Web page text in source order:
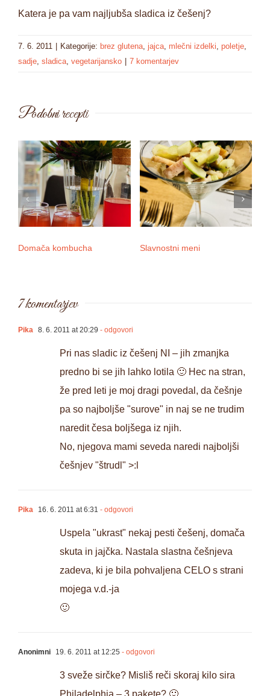
Katera je pa vam najljubša sladica iz češenj?
7. 6. 2011 Kategorije: brez glutena, jajca, mlečni izdelki, poletje,
sadje, sladica, vegetarijansko 7 komentarjev
Podobni recepti
Domača kombucha Slavnostni meni
7 komentarjev
Pika 8. 6. 2011 at 20:29 - odgovori
Pri nas sladic iz češenj NI – jih zmanjka
predno bi se jih lahko lotila 🙂 Hec na stran,
že pred leti je moj dragi povedal, da češnje
pa so najboljše "surove" in naj se ne trudim
naredit česa boljšega iz njih.
No, njegova mami seveda naredi najboljši
češnjev "štrudl" >:l
Pika 16. 6. 2011 at 6:31 - odgovori
Uspela "ukrast" nekaj pesti češenj, domača
skuta in jajčka. Nastala slastna češnjeva
zadeva, ki je bila pohvaljena CELO s strani
mojega v.d.-ja
🙂
Anonimni 19. 6. 2011 at 12:25 - odgovori
3 sveže sirčke? Misliš reči skoraj kilo sira